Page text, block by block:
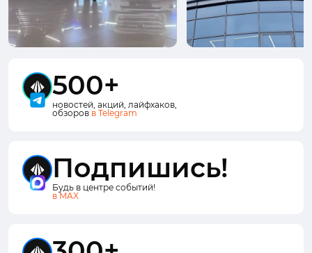
500+
новостей, акций, лайфхаков,
обзоров в Telegram
Подпишись!
Будь в центре событий!
в MAX